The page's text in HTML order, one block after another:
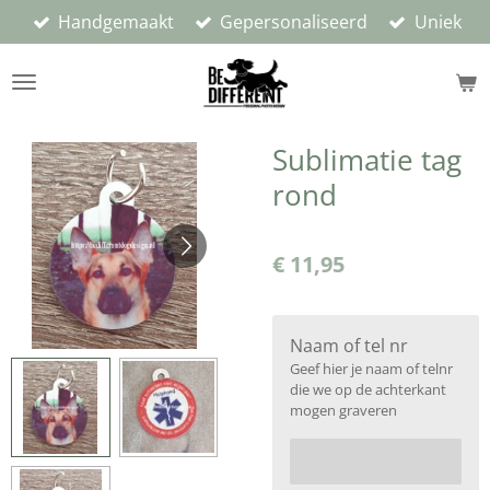
direct
naar
Handgemaakt Gepersonaliseerd Uniek
Sublimatie tag
rond
€ 11,95
Naam of tel nr
Geef hier je naam of telnr
die we op de achterkant
mogen graveren